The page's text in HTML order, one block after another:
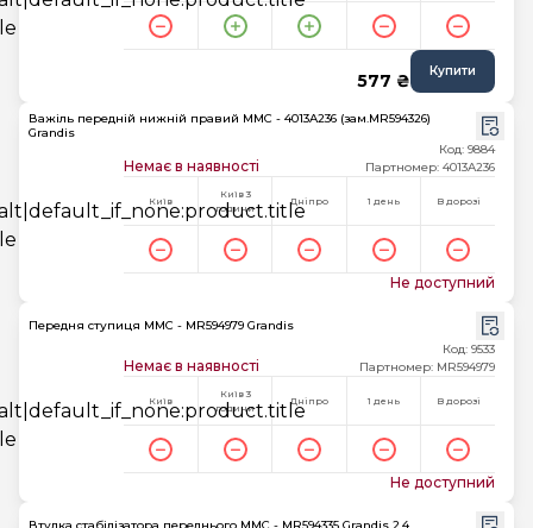
577 ₴ Купити
Важіль передній нижній правий MMC - 4013A236 (зам.MR594326)
Grandis
Немає в наявності
Код: 9884
Партномер: 4013A236
Київ
Київ 3
години
Дніпро 1 день В дорозі
Не доступний
Передня ступиця MMC - MR594979 Grandis
Немає в наявності
Код: 9533
Партномер: MR594979
Київ
Київ 3
години
Дніпро 1 день В дорозі
Не доступний